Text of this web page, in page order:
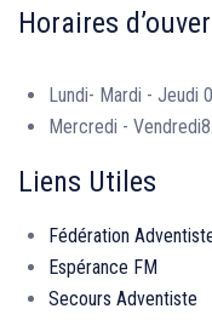
Horaires
Lundi- Mardi - Jeudi
Mercredi - Vendredi
Liens Utiles
Fédération
Espérance FM
Secours Adventiste